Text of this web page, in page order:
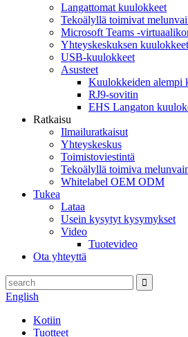
Langattomat kuulokkeet
Tekoälyllä toimivat
Microsoft Teams -
Yhteyskeskuksen kuulokkeet
USB-kuulokkeet
Asusteet
Kuulokkeiden alempi
RJ9-sovitin
EHS Langaton
Ratkaisu
Ilmailuratkaisut
Yhteyskeskus
Toimistoviestintä
Tekoälyllä toimiva
Whitelabel OEM ODM
Tukea
Lataa
Usein kysytyt kysymykset
Video
Tuotevideo
Ota yhteyttä
English
Kotiin
Tuotteet